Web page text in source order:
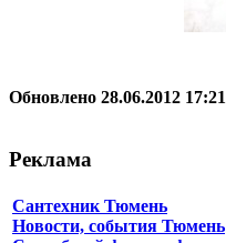
Обновлено 28.06.2012 17:21
Реклама
Сантехник Тюмень
Новости, события Тюмень